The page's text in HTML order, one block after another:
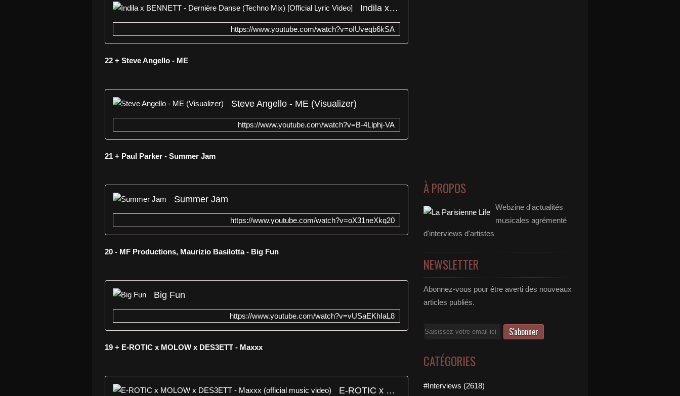
Indila x BENNETT - Dernière Danse (Techno Mix) [Official Lyric Video]
https://www.youtube.com/watch?v=oIUveqb6kSA
22 + Steve Angello - ME
Steve Angello - ME (Visualizer)
https://www.youtube.com/watch?v=B-4Llphj-VA
21 + Paul Parker - Summer Jam
Summer Jam
https://www.youtube.com/watch?v=oX31neXkq20
20 - MF Productions, Maurizio Basilotta - Big Fun
Big Fun
https://www.youtube.com/watch?v=vUSaEKhIaL8
19 + E-ROTIC x MOLOW x DES3ETT - Maxxx
E-ROTIC x MOLOW x DES3ETT - Maxxx (official music video)
À PROPOS
Webzine d'actualités
musicales agrémenté
d'interviews d'artistes
NEWSLETTER
Abonnez-vous pour être averti des nouveaux
articles publiés.
Email
CATÉGORIES
#Interviews (2618)